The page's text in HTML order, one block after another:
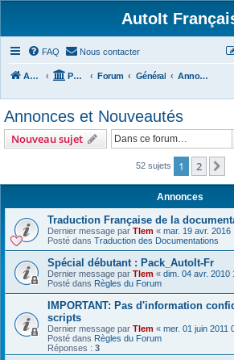
AutoIt
FAQ Nous contacter
Accueil Portail Forum Général Annonces et Nouveautés
Annonces et Nouveautés
Nouveau sujet
52 sujets 1 2
Annonces
Traduction Française de la
Dernier message par Tlem « mar. 19 avr. 2016
Posté dans Traduction des Documentations
Spécial débutant : Pack_AutoIt-Fr
Dernier message par Tlem « dim. 04 avr. 2010
Posté dans Règles du Forum
IMPORTANT: Pas d'information
scripts
Dernier message par Tlem « mer. 01 juin 2011
Posté dans Règles du Forum
Réponses : 3